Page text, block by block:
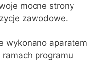
mocne strony
zawodowe.
wykonano aparatem
programu